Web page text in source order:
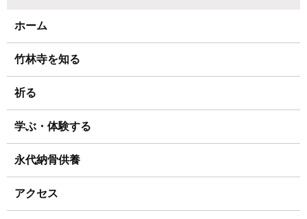
ホーム
竹林寺を知る
祈る
学ぶ・体験する
永代納骨供養
アクセス